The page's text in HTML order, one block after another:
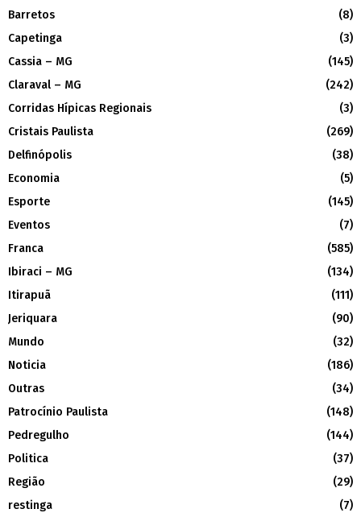
Barretos
(8)
Capetinga
(3)
Cassia – MG
(145)
Claraval – MG
(242)
Corridas Hípicas Regionais
(3)
Cristais Paulista
(269)
Delfinópolis
(38)
Economia
(5)
Esporte
(145)
Eventos
(7)
Franca
(585)
Ibiraci – MG
(134)
Itirapuã
(111)
Jeriquara
(90)
Mundo
(32)
Noticia
(186)
Outras
(34)
Patrocínio Paulista
(148)
Pedregulho
(144)
Politica
(37)
Região
(29)
restinga
(7)